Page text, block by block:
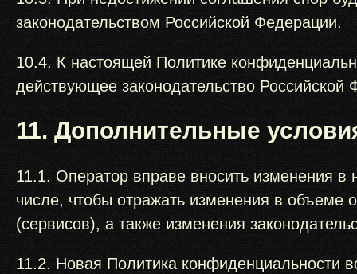
законодательством Российской Федерации.
10.4. К настоящей Политике
действующее законодательство Российской
11. Дополнительные
11.1. Оператор вправе вносить изменения
числе, чтобы отражать изменения в объеме
(сервисов), а также изменения
11.2. Новая Политика конфиденциальности